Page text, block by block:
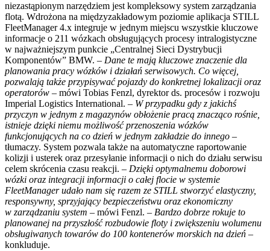
niezastąpionym narzędziem jest kompleksowy system zarządzania
flotą. Wdrożona na międzyzakładowym poziomie aplikacja STILL
FleetManager 4.x integruje w jednym miejscu wszystkie kluczowe
informacje o 211 wózkach obsługujących procesy intralogistyczne
w najważniejszym punkcie „Centralnej Sieci Dystrybucji
Komponentów” BMW. – Dane te mają kluczowe znaczenie dla
planowania pracy wózków i działań serwisowych. Co więcej,
pozwalają także przypisywać pojazdy do konkretnej lokalizacji oraz
operatorów – mówi Tobias Fenzl, dyrektor ds. procesów i rozwoju
Imperial Logistics International. – W przypadku gdy z jakichś
przyczyn w jednym z magazynów obłożenie pracą znacząco rośnie,
istnieje dzięki niemu możliwość przenoszenia wózków
funkcjonujących na co dzień w jednym zakładzie do innego –
tłumaczy. System pozwala także na automatyczne raportowanie
kolizji i usterek oraz przesyłanie informacji o nich do działu serwisu
celem skrócenia czasu reakcji. – Dzięki optymalnemu doborowi
wózki oraz integracji informacji o całej flocie w systemie
FleetManager udało nam się razem ze STILL stworzyć elastyczny,
responsywny, sprzyjający bezpieczeństwu oraz ekonomiczny
w zarządzaniu system – mówi Fenzl. – Bardzo dobrze rokuje to
planowanej na przyszłość rozbudowie floty i zwiększeniu wolumenu
obsługiwanych towarów do 100 kontenerów morskich na dzień –
konkluduje.